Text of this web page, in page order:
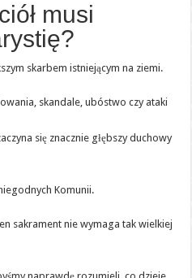
musi
skarbem istniejącym na ziemi.
skandale, ubóstwo czy ataki
się znacznie głębszy duchowy
Komunii.
sakrament nie wymaga tak wielkiej